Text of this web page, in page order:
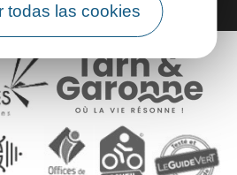
todas las cookies